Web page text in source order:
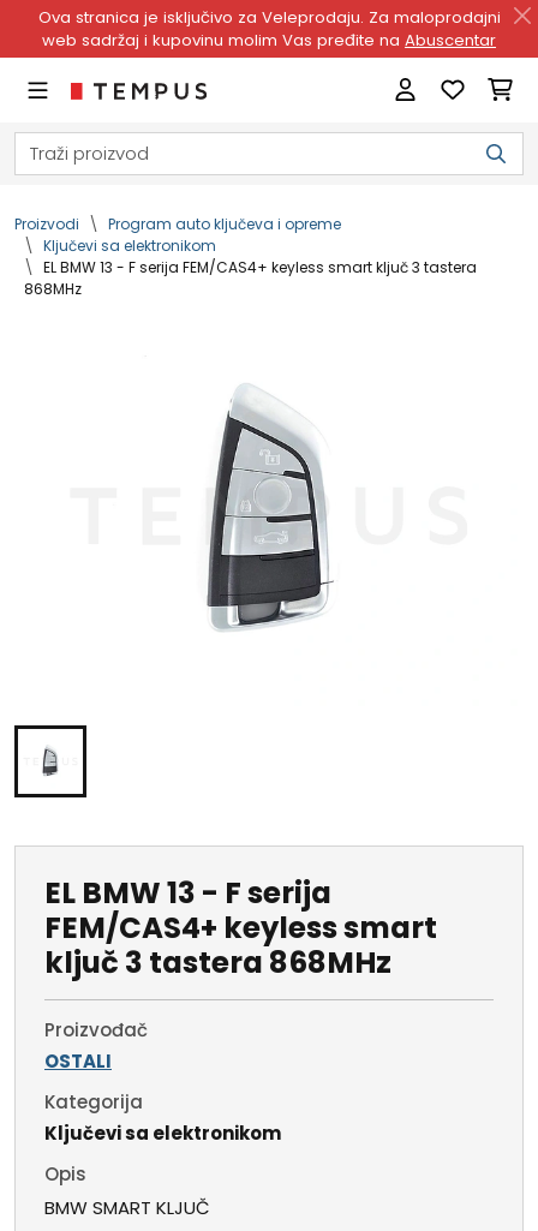
Ova stranica je isključivo za Veleprodaju. Za maloprodajni
web sadržaj i kupovinu molim Vas pređite na Abuscentar
Proizvodi
Program auto ključeva i opreme
Ključevi sa elektronikom
EL BMW 13 - F serija FEM/CAS4+ keyless smart ključ 3 tastera
868MHz
EL BMW 13 - F serija
FEM/CAS4+ keyless smart
ključ 3 tastera 868MHz
Proizvođač
OSTALI
Kategorija
Ključevi sa elektronikom
Opis
BMW SMART KLJUČ